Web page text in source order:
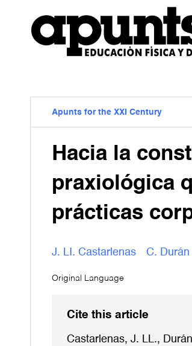
Apunts for the XXI Century
Hacia la
praxiológica
prácticas
J. LI. Castarlenas C. Durán
Original Language
Cite this article
Castarlenas, J. LL.,